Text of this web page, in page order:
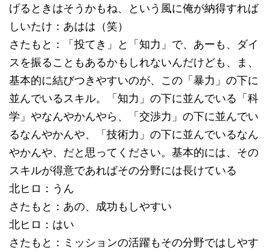
げるときはそうかもね、という風に俺が納得すれば
しいたけ：あはは（笑）
さたもと：「投てき」と「知力」で、あーも、ダイ
スを振ることもあるかもしれないんだけども、ま、
基本的に結びつきやすいのが、この「暴力」の下に
並んでいるスキル。「知力」の下に並んでいる「科
学」やなんやかんやら、「交渉力」の下に並んでい
るなんやかんや、「技術力」の下に並んでいるなん
やかんや、だと思ってください。基本的には、その
スキルが得意であればその分野には長けている
北ヒロ：うん
さたもと：あの、成功もしやすい
北ヒロ：はい
さたもと：ミッションの活躍もその分野ではしやす